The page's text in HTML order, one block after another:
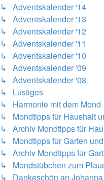
↳ Adventskalender '14
↳ Adventskalender '13
↳ Adventskalender '12
↳ Adventskalender '11
↳ Adventskalender '10
↳ Adventskalender '09
↳ Adventskalender '08
↳ Lustiges
↳ Harmonie mit dem Mond
↳ Mondtipps für Haushalt
↳ Archiv Mondtipps für
↳ Mondtipps für Garten
↳ Archiv Mondtipps für
↳ Mondstübchen zum
↳ Dankeschön an